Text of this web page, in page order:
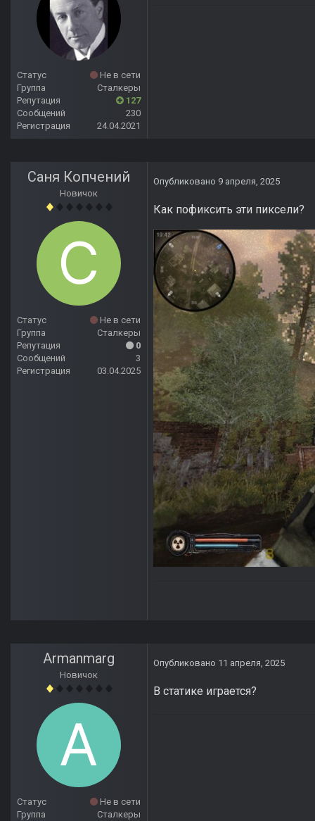
Статус
Не в сети
Группа
Сталкеры
Репутация
127
Сообщений
230
Регистрация
24.04.2021
Саня Копчений
Новичок
Статус
Не в сети
Группа
Сталкеры
Репутация
0
Сообщений
3
Регистрация
03.04.2025
Опубликовано 9 апреля, 2025
Как пофиксить эти пиксели?
Armanmarg
Новичок
Статус
Не в сети
Группа
Сталкеры
Опубликовано 11 апреля, 2025
В статике играется?